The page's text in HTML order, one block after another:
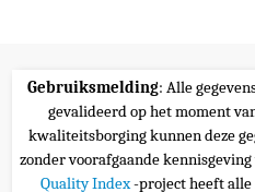
Gebruiksmelding: Alle
gevalideerd op het moment
kwaliteitsborging kunnen deze
zonder voorafgaande
Quality Index-project heeft